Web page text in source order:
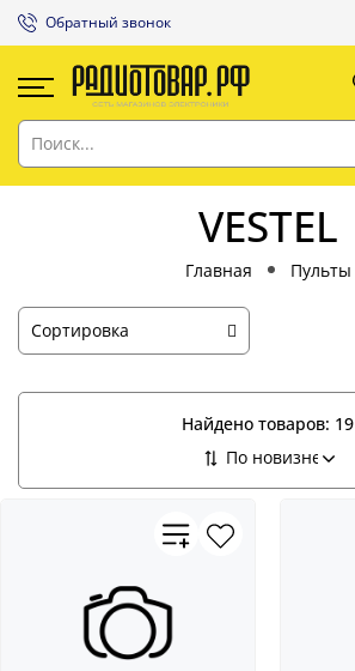
Обратный звонок
VESTEL
Главная Пульты
Найдено товаров: 19